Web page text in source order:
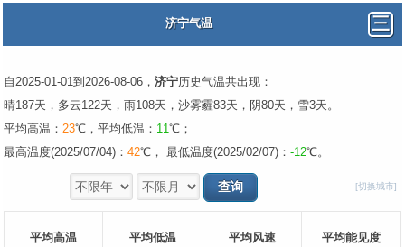
济宁气温
自2025-01-01到2026-08-06， 济宁历史气温共出现：
晴187天，多云122天，雨108天，沙雾霾83天，阴80天，雪3天。
平均高温： 23℃，平均低温： 11℃；
最高温度(2025/07/04)： 42℃， 最低温度(2025/02/07)： -12℃。
[切换城市]
平均高温 平均低温 平均风速 平均能见度